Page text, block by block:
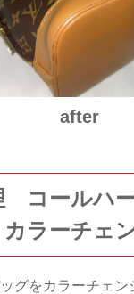
after
コールハ
ラーチェ
グをカラーチェン